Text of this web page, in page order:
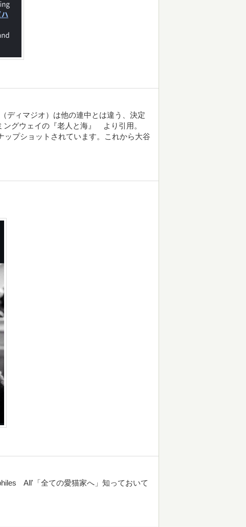
ディマジオ）は他の連中とは違う、決定
グウェイの『老人と海』 より引用。
ップショットされています。これから大谷
All'「全ての愛猫家へ」知っておいて